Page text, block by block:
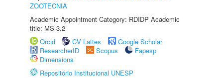
ZOOTECNIA
Academic Appointment Category: RDIDP Academic
title: MS-3.2
Orcid
CV Lattes
Google Scholar
ResearcherID
Scopus
Fapesp
Dimensions
Repositório Institucional UNESP